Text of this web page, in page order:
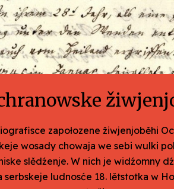
zapołozene žiwjenjoběhi
wosady chowaja we sebi wulki
slědźenje. W nich je widźomny
serbskeje ludnosće 18. lětstotka w